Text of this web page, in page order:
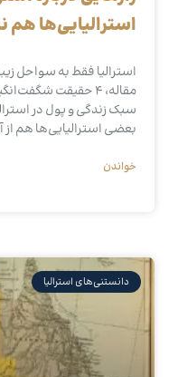
استرالیایی‌ها هم
استرالیا فقط به سواحل
مقاله، ۴ حقیقت
سبک زندگی و پول در
بعضی استرالیایی‌ها هم از
خواندن
دانستنی‌های استرالیا